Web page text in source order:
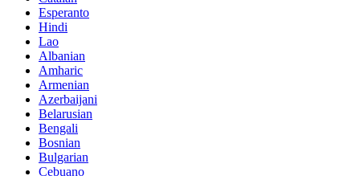
Esperanto
Hindi
Lao
Albanian
Amharic
Armenian
Azerbaijani
Belarusian
Bengali
Bosnian
Bulgarian
Cebuano